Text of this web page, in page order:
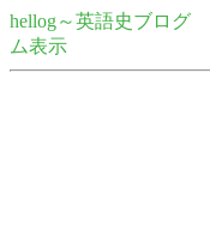
hellog～英語史ブログ
ム表示